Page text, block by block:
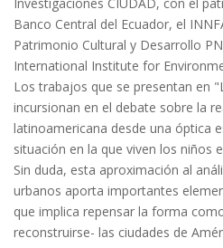
Banco Central del Ecuador, el
Patrimonio Cultural y Desarrollo
International Institute for
Los trabajos que se presentan en
incursionan en el debate sobre la
latinoamericana desde una óptica
situación en la que viven los niños
Sin duda, esta aproximación al
urbanos aporta importantes
que implica repensar la forma
reconstruirse- las ciudades de